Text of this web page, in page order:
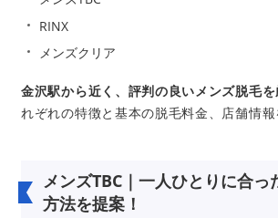
RINX
メンズクリア
金沢駅から近く、評判の良いメンズ脱毛
れぞれの特徴と基本の脱毛料金、店舗情報
メンズTBC｜一人ひとりに合っ
方法を提案！